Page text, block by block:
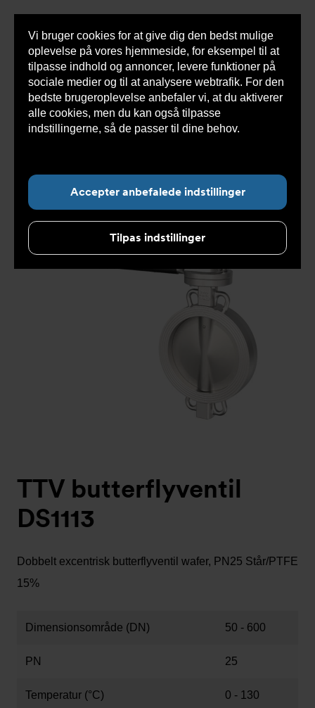
Vi bruger cookies for at give dig den bedst mulige
oplevelse på vores hjemmeside, for eksempel til at
tilpasse indhold og annoncer, levere funktioner på
sociale medier og til at analysere webtrafik. For den
bedste brugeroplevelse anbefaler vi, at du aktiverer
alle cookies, men du kan også tilpasse
indstillingerne, så de passer til dine behov.
Accepter anbefalede indstillinger
Tilpas indstillinger
Du
her:
Armatec > Produkter > Ventiler
>
Butterflyventiler
> Excentrisk >
TTV butterflyventil
DS1113
TTV butterflyventil
DS1113
Dobbelt excentrisk butterflyventil wafer, PN25 Står/PTFE
15%
Dimensionsområde (DN) 50 - 600
PN 25
Temperatur (°C) 0 - 130